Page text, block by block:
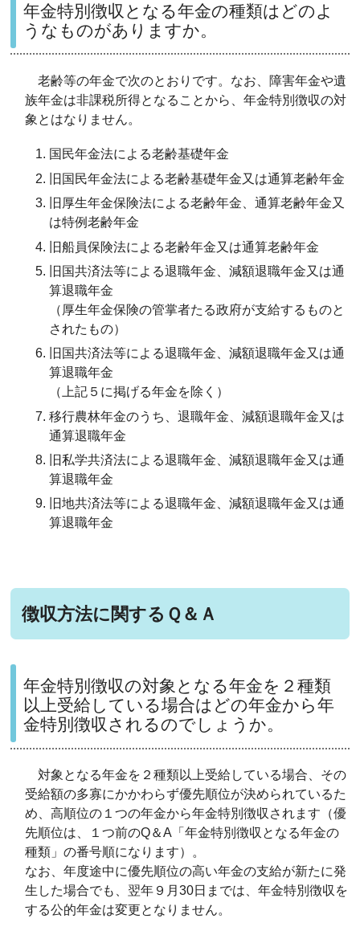
年金特別徴収となる年金の種類はどのよ
うなものがありますか。
老齢等の年金で次のとおりです。なお、障害年金や遺
族年金は非課税所得となることから、年金特別徴収の対
象とはなりません。
国民年金法による老齢基礎年金
旧国民年金法による老齢基礎年金又は通算老齢年金
旧厚生年金保険法による老齢年金、通算老齢年金又
は特例老齢年金
旧船員保険法による老齢年金又は通算老齢年金
旧国共済法等による退職年金、減額退職年金又は通
算退職年金
（厚生年金保険の管掌者たる政府が支給するものと
されたもの）
旧国共済法等による退職年金、減額退職年金又は通
算退職年金
（上記５に掲げる年金を除く）
移行農林年金のうち、退職年金、減額退職年金又は
通算退職年金
旧私学共済法による退職年金、減額退職年金又は通
算退職年金
旧地共済法等による退職年金、減額退職年金又は通
算退職年金
徴収方法に関するＱ＆Ａ
年金特別徴収の対象となる年金を２種類
以上受給している場合はどの年金から年
金特別徴収されるのでしょうか。
対象となる年金を２種類以上受給している場合、その
受給額の多寡にかかわらず優先順位が決められているた
め、高順位の１つの年金から年金特別徴収されます（優
先順位は、１つ前のQ＆A「年金特別徴収となる年金の
種類」の番号順になります）。
なお、年度途中に優先順位の高い年金の支給が新たに発
生した場合でも、翌年９月30日までは、年金特別徴収を
する公的年金は変更となりません。